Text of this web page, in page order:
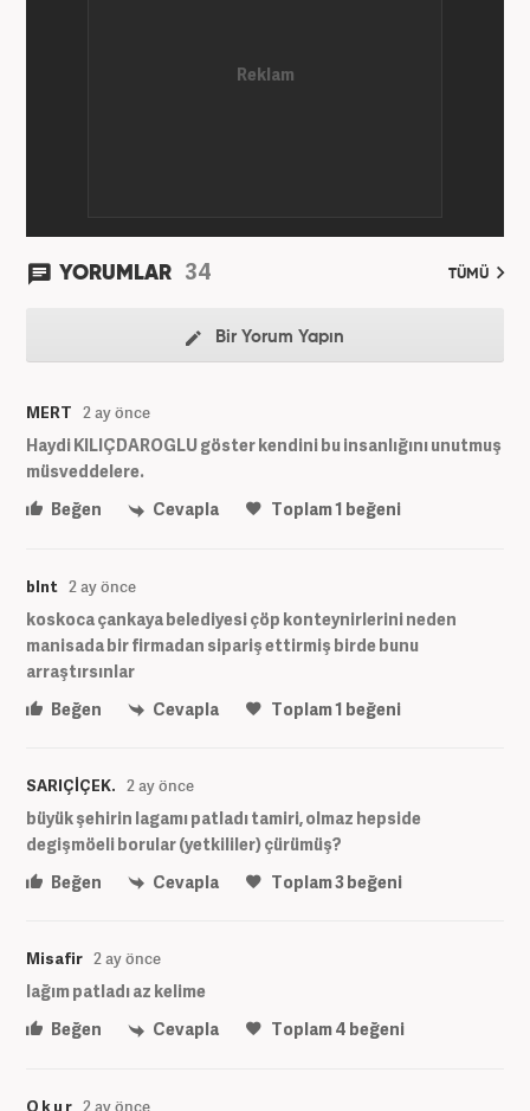
YORUMLAR 34 TÜMÜ
Bir Yorum Yapın
MERT 2 ay önce
Haydi KILIÇDAROGLU göster kendini bu insanlığını unutmuş
müsveddelere.
Beğen
Cevapla Toplam1 beğeni
blnt 2 ay önce
koskoca çankaya belediyesi çöp konteynirlerini neden
manisada bir firmadan sipariş ettirmiş birde bunu
arraştırsınlar
Beğen
Cevapla Toplam1 beğeni
SARIÇİÇEK. 2 ay önce
büyük şehirin lagamı patladı tamiri, olmaz hepside
degişmöeli borular (yetkililer) çürümüş?
Beğen
Cevapla Toplam3beğeni
Misafir 2 ay önce
lağım patladı az kelime
Beğen
Cevapla Toplam4 beğeni
O k u r 2 ay önce